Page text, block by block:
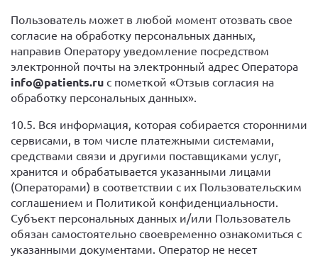
Пользователь может в любой момент отозвать свое
согласие на обработку персональных данных,
направив Оператору уведомление посредством
электронной почты на электронный адрес Оператора
info@patients.ru с пометкой «Отзыв согласия на
обработку персональных данных».
10.5. Вся информация, которая собирается сторонними
сервисами, в том числе платежными системами,
средствами связи и другими поставщиками услуг,
хранится и обрабатывается указанными лицами
(Операторами) в соответствии с их Пользовательским
соглашением и Политикой конфиденциальности.
Субъект персональных данных и/или Пользователь
обязан самостоятельно своевременно ознакомиться с
указанными документами. Оператор не несет